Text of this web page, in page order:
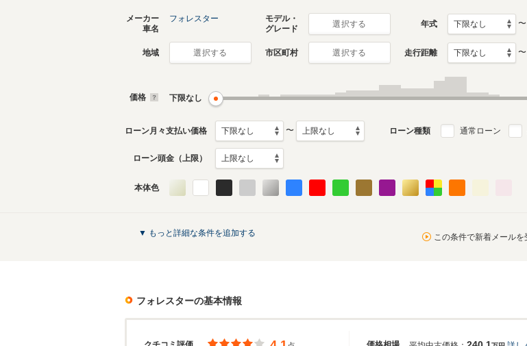
生産モデル
2012年11月～2018年6月
初代
メーカー
車名
フォレスター
モデル・
グレード
選択する 年式 〜
地域 選択する 市区町村 選択する 走行距離 〜
価格 下限なし
ローン月々支払い価格 〜 ローン種類 通常ローン
ローン頭金（上限）
本体色
▼ もっと詳細な条件を追加する この条件で新着メールを
フォレスターの基本情報
クチコミ評価 価格相場